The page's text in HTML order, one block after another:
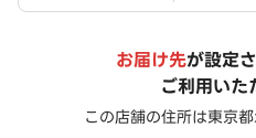
お届け先が設定
ご利用いた
この店舗の住所は東京